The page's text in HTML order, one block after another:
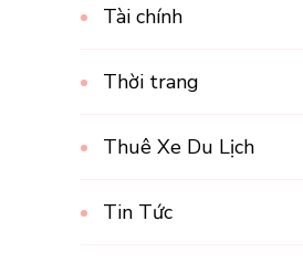
Tài chính
Thời trang
Thuê Xe Du Lịch
Tin Tức